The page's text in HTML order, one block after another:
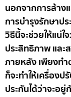
นอกจากการล้าง
การบำรุงรักษาป
วิธีนี้จะช่วยให้แน่
ประสิทธิภาพ และ
ภายหลัง เพียงท
ก็จะทำให้เครื่อง
ประกันได้ว่าจะอ